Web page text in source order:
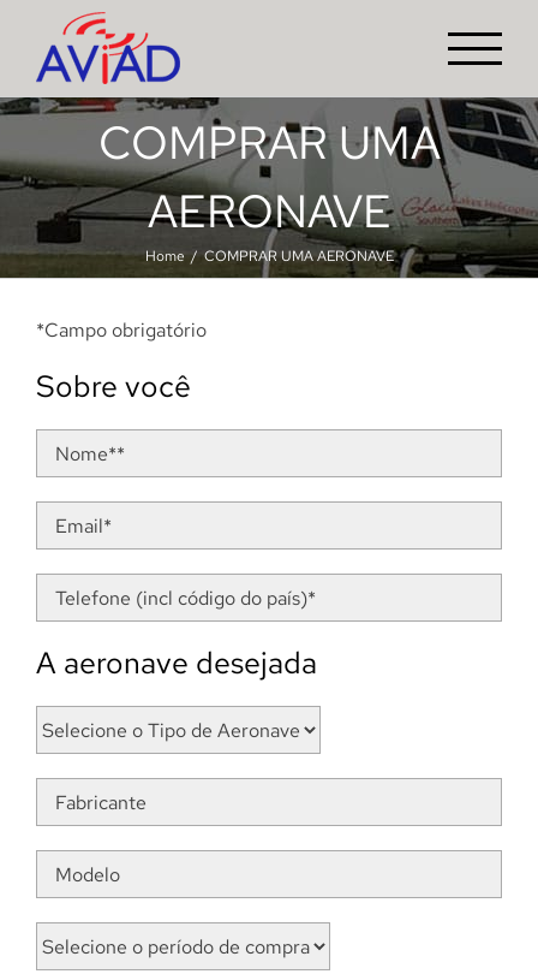
content
COMPRAR UMA
AERONAVE
Home COMPRAR UMA AERONAVE
*Campo obrigatório
Sobre você
A aeronave desejada